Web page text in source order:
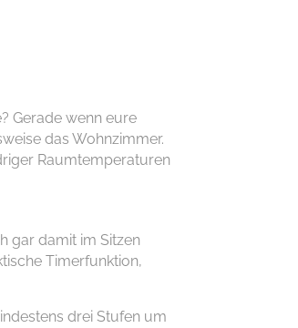
Gerade wenn eure
das Wohnzimmer.
Raumtemperaturen
gar damit im Sitzen
Timerfunktion,
drei Stufen um